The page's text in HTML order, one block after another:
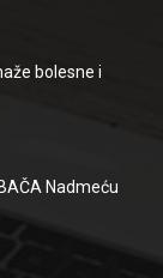
bolesne i
Nadmeću